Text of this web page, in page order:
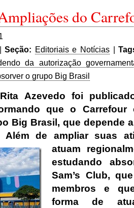
do
|Seção: Editoriais e Notícias |
da autorização
o grupo Big Brasil
Azevedo foi
que o Carrefour
Big Brasil, que depende
Além de ampliar suas
atuam
estudando
Sam’s Club,
membros e
forma de